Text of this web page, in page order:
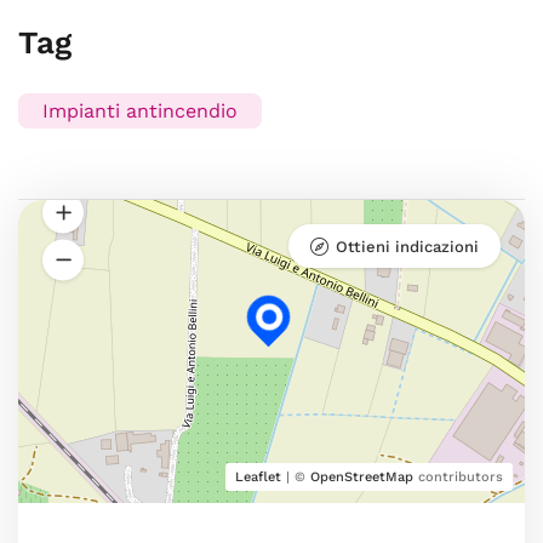
Tag
Impianti antincendio
Leaflet | © OpenStreetMap contributors
Ottieni indicazioni